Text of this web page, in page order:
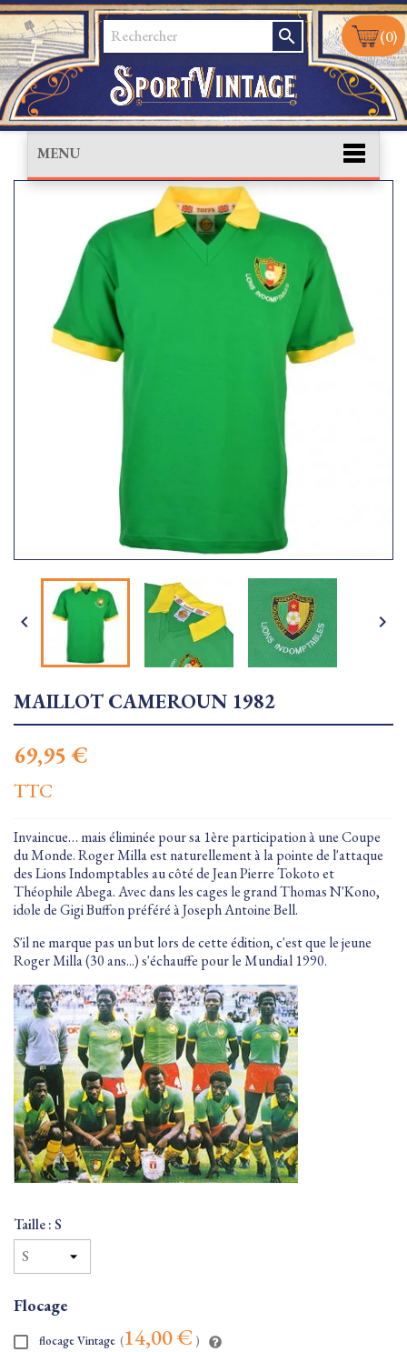
search (0)
MENU
 
MAILLOT CAMEROUN 1982
69,95 €
TTC
Invaincue… mais éliminée pour sa 1ère participation à une Coupe
du Monde. Roger Milla est naturellement à la pointe de l'attaque
des Lions Indomptables au côté de Jean Pierre Tokoto et
Théophile Abega. Avec dans les cages le grand Thomas N'Kono,
idole de Gigi Buffon préféré à Joseph Antoine Bell.
S'il ne marque pas un but lors de cette édition, c'est que le jeune
Roger Milla (30 ans...) s'échauffe pour le Mundial 1990.
Taille : S
Flocage
flocage Vintage (14,00 € )